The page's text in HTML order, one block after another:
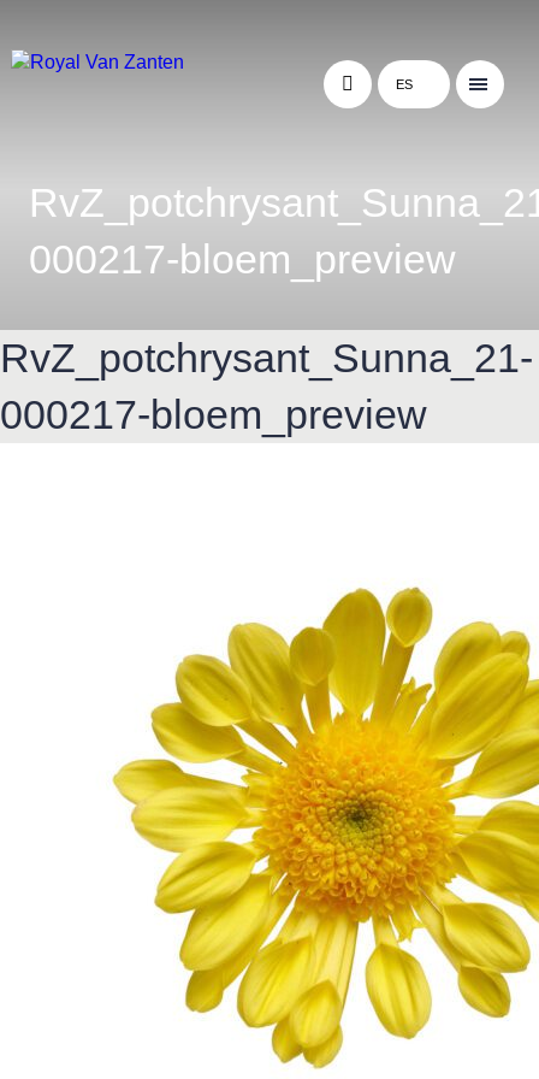
ES
000217-bloem_preview
RvZ_potchrysant_Sunna_21-
000217-bloem_preview